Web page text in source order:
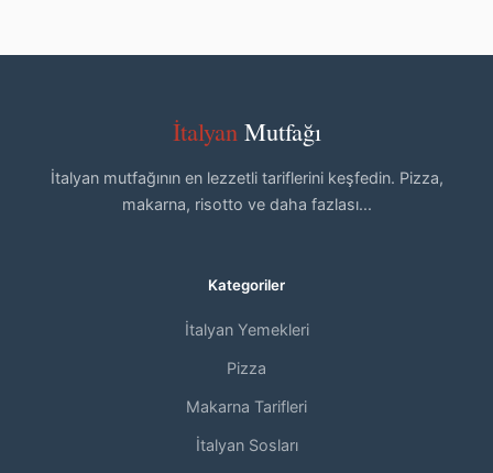
İtalyanMutfağı
İtalyan mutfağının en lezzetli tariflerini keşfedin. Pizza,
makarna, risotto ve daha fazlası...
Kategoriler
İtalyan Yemekleri
Pizza
Makarna Tarifleri
İtalyan Sosları